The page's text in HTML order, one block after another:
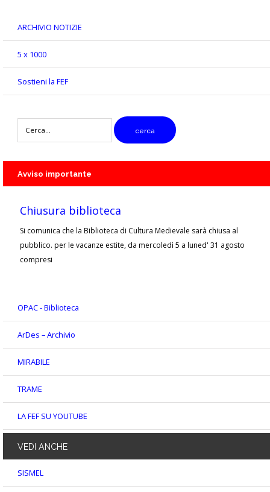
ARCHIVIO NOTIZIE
5 x 1000
Sostieni la FEF
da
cercare
cerca
Avviso importante
Chiusura biblioteca
Si comunica che la Biblioteca di Cultura Medievale sarà chiusa al
pubblico. per le vacanze estite, da mercoledì 5 a luned' 31 agosto
compresi
OPAC - Biblioteca
ArDes – Archivio
MIRABILE
TRAME
LA FEF SU YOUTUBE
VEDI ANCHE
SISMEL